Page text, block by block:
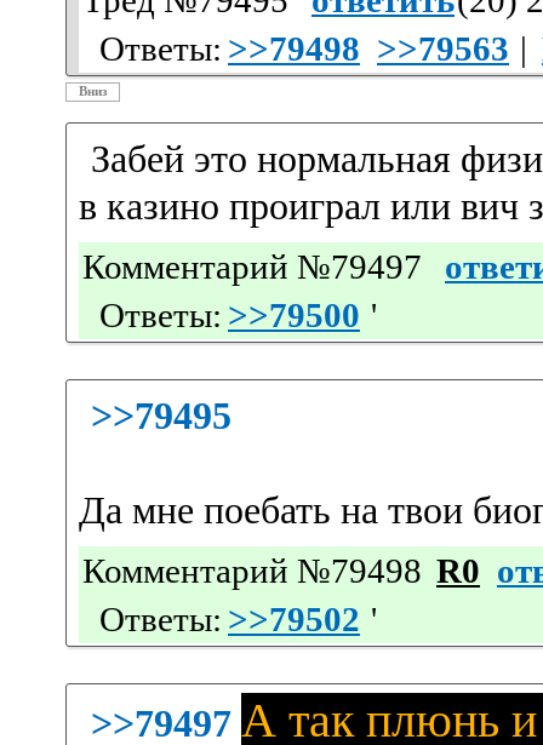
Ответы: >>79498 >>79563 |
Вниз
Забей это нормальная
в казино проиграл или вич
Комментарий №79497
Ответы: >>79500 '
>>79495
Да мне поебать на твои
Комментарий №79498 R0
Ответы: >>79502 '
>>79497 А так плюнь и